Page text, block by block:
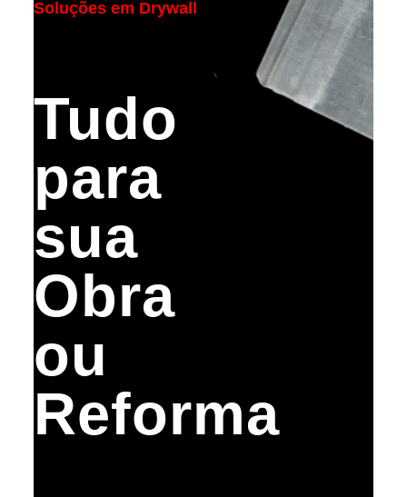
Soluções em Drywall
Tudo
para
sua
Obra
ou
Reforma